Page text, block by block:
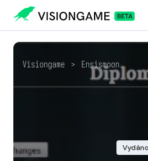
Visiongame > Ensismoon
Vydáno